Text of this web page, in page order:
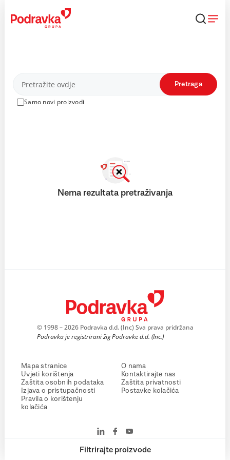
content
Proizvodi
Samo novi proizvodi
Pretraga
Filtrirajte proizvode
Nema rezultata pretraživanja
© 1998 – 2026 Podravka d.d. (Inc) Sva prava pridržana
Podravka je registrirani žig Podravke d.d. (Inc.)
Mapa stranice
Uvjeti korištenja
Zaštita osobnih podataka
Izjava o pristupačnosti
Pravila o korištenju
kolačića
O nama
Kontaktirajte nas
Zaštita privatnosti
Postavke kolačića